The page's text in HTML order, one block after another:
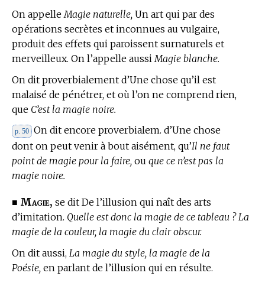
On appelle Magie naturelle, Un art qui par des
opérations secrètes et inconnues au vulgaire,
produit des effets qui paroissent surnaturels et
merveilleux. On l’appelle aussi Magie blanche.
On dit proverbialement d’Une chose qu’il est
malaisé de pénétrer, et où l’on ne comprend rien,
que C’est la magie noire.
p. 50 On dit encore proverbialem. d’Une chose
dont on peut venir à bout aisément, qu’Il ne faut
point de magie pour la faire, ou que ce n’est pas la
magie noire.
■ Magie, se dit De l’illusion qui naît des arts
d’imitation. Quelle est donc la magie de ce tableau ? La
magie de la couleur, la magie du clair obscur.
On dit aussi, La magie du style, la magie de la
Poésie, en parlant de l’illusion qui en résulte.